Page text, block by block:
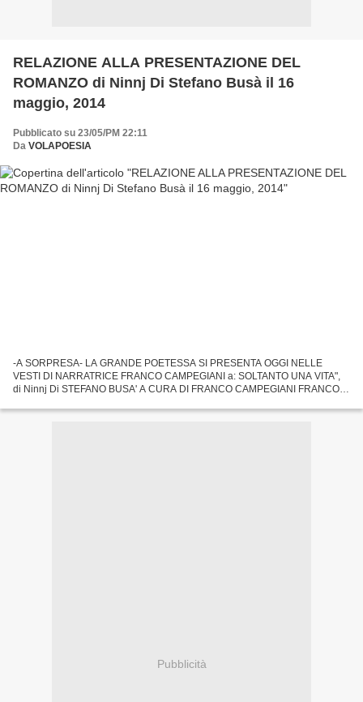
RELAZIONE ALLA PRESENTAZIONE DEL
ROMANZO di Ninnj Di Stefano Busà il 16
maggio, 2014
Pubblicato su 23/05/PM 22:11
Da VOLAPOESIA
-A SORPRESA- LA GRANDE POETESSA SI PRESENTA OGGI NELLE
VESTI DI NARRATRICE FRANCO CAMPEGIANI a: SOLTANTO UNA VITA",
di Ninnj Di STEFANO BUSA' A CURA DI FRANCO CAMPEGIANI FRANCO
Ninnj Di Stefano...
Pubblicità